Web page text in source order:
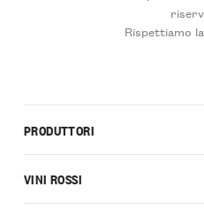
Rispettiamo
PRODUTTORI
VINI ROSSI